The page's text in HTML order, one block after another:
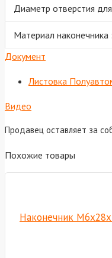
Диаметр отверстия
Материал наконечника :
Документ
Листовка
Видео
Продавец оставляет за
Похожие товары
Наконечник